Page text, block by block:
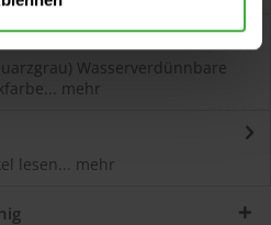
Wasserverdünnbare
mehr
lesen... mehr